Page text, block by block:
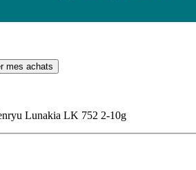
mes achats
Lunakia LK 752 2-10g